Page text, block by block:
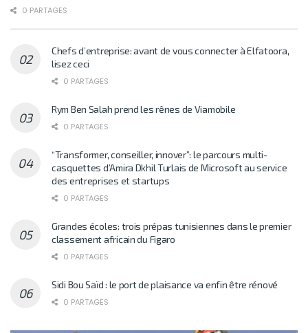
0 PARTAGES
Chefs d’entreprise: avant de vous connecter à Elfatoora,
lisez ceci
0 PARTAGES
Rym Ben Salah prend les rênes de Viamobile
0 PARTAGES
“Transformer, conseiller, innover”: le parcours multi-
casquettes d’Amira Dkhil Turlais de Microsoft au service
des entreprises et startups
0 PARTAGES
Grandes écoles: trois prépas tunisiennes dans le premier
classement africain du Figaro
0 PARTAGES
Sidi Bou Saïd : le port de plaisance va enfin être rénové
0 PARTAGES